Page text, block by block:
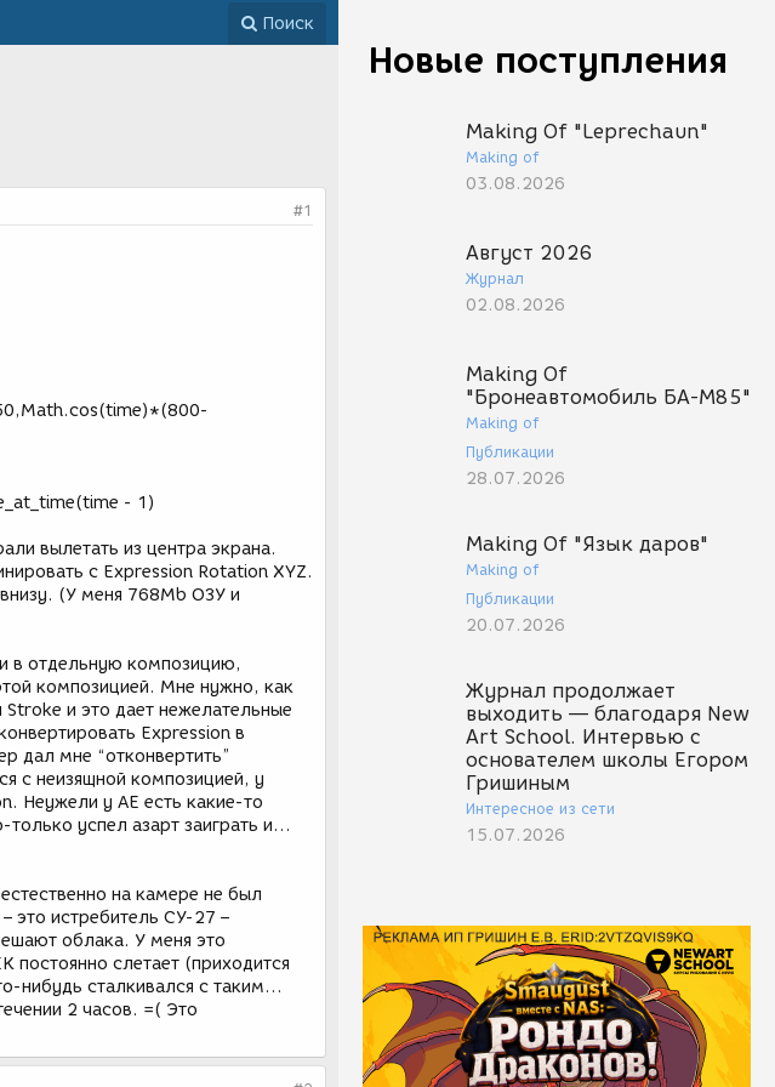
Новые поступления
Making Of "Leprechaun"
Making of
03.08.2026
Август 2026
Журнал
02.08.2026
Making Of
"Бронеавтомобиль БА-М85"
Making of
Публикации
28.07.2026
Making Of "Язык даров"
Making of
Публикации
20.07.2026
Журнал продолжает
выходить — благодаря New
Art School. Интервью с
основателем школы Егором
Гришиным
Интересное из сети
15.07.2026
Поиск
#1
- 1)
вылетать из центра экрана.
с Expression Rotation XYZ.
(У меня 768Mb ОЗУ и
в отдельную композицию,
композицией. Мне нужно, как
и это дает нежелательные
Expression в
дал мне “отконвертить”
с неизящной композицией, у
Неужели у AE есть какие-то
только успел азарт заиграть и…
на камере не был
это истребитель СУ-27 –
облака. У меня это
постоянно слетает (приходится
нибудь сталкивался с таким…
2 часов. =( Это